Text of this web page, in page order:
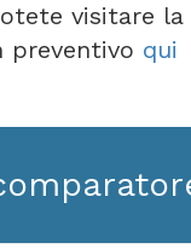
visitare la
preventivo qui